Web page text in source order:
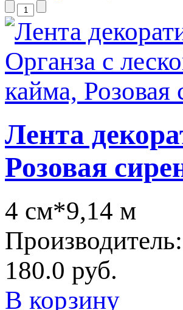
Лента
Розовая
4 см*9,14 м
Производитель:
180.0 руб.
В корзину